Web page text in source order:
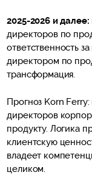
2025-2026 и далее:
директоров по
ответственность
директором по
трансформация.
Прогноз Korn Ferry:
директоров
продукту. Логика
клиентскую
владеет
целиком.